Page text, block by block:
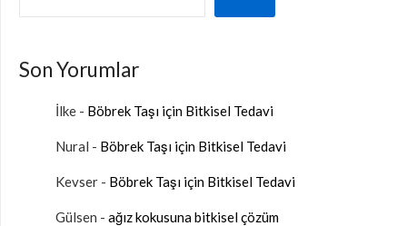
Son Yorumlar
İlke - Böbrek Taşı için Bitkisel Tedavi
Nural - Böbrek Taşı için Bitkisel Tedavi
Kevser - Böbrek Taşı için Bitkisel Tedavi
Gülsen - ağız kokusuna bitkisel çözüm